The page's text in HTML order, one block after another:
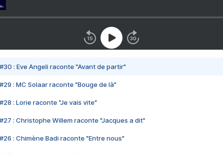
#30 : Eve Angeli raconte "Avant de partir"
#29 : MC Solaar raconte "Bouge de là"
#28 : Lorie raconte "Je vais vite"
#27 : Christophe Willem raconte "Jacques a dit"
#26 : Chimène Badi raconte "Entre nous"